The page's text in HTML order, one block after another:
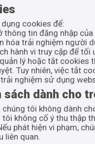
cookies để:
thông tin đăng nhập của
hóa trải nghiệm người
hành vi truy cập để tối
lý hoặc tắt cookies
Tuy nhiên, việc tắt
nghiệm sử dụng
sách dành cho
chúng tôi không dành
tôi không cố ý thu thập
phát hiện vi phạm,
liên quan.